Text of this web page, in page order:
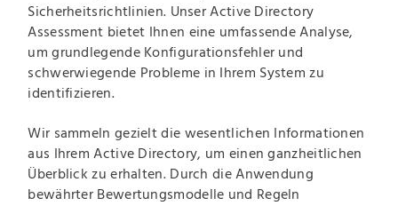
Sicherheitsrichtlinien. Unser Active Directory
Assessment bietet Ihnen eine umfassende Analyse,
um grundlegende Konfigurationsfehler und
schwerwiegende Probleme in Ihrem System zu
identifizieren.
Wir sammeln gezielt die wesentlichen Informationen
aus Ihrem Active Directory, um einen ganzheitlichen
Überblick zu erhalten. Durch die Anwendung
bewährter Bewertungsmodelle und Regeln